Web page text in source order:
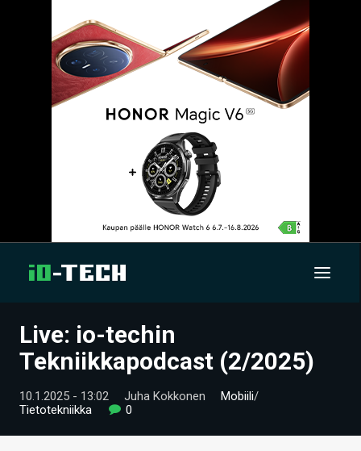
UUTISET
VIDEOT
Live: io-techin
Tekniikkapodcast (2/2025)
10.1.2025 - 13:02 Juha Kokkonen Mobiili/
Tietotekniikka
0